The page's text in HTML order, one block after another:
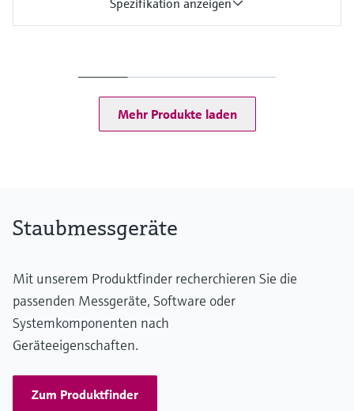
Spezifikation anzeigen
Prozesstemperatur
Staubkonzentration: 0 ... 200 mg/m³ / 0 ... 10,000 mg/m³
Die Messung ist abhängig von der Messstrecke und den
Mehr Produkte laden
Staubmessgeräte
Mit unserem Produktfinder recherchieren Sie die
passenden Messgeräte, Software oder
Systemkomponenten nach
Geräteeigenschaften.
Zum Produktfinder